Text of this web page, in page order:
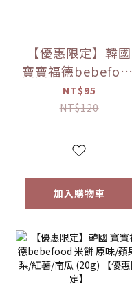
【優惠限定】韓國
寶寶福德bebefood
接骨木莓果汁
(80ml)
NT$95
NT$120
加入購物車